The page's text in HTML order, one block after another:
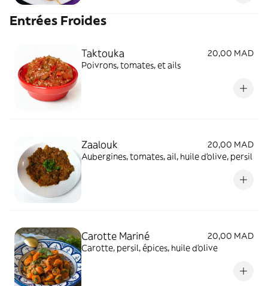
Entrées Froides
Taktouka
20,00 MAD
Poivrons, tomates, et ails
Zaalouk
20,00 MAD
Aubergines, tomates, ail, huile d'olive, persil
Carotte Mariné
20,00 MAD
Carotte, persil, épices, huile d'olive